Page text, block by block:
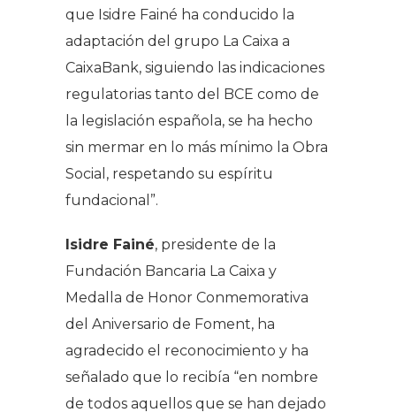
que Isidre Fainé ha conducido la
adaptación del grupo La Caixa a
CaixaBank, siguiendo las indicaciones
regulatorias tanto del BCE como de
la legislación española, se ha hecho
sin mermar en lo más mínimo la Obra
Social, respetando su espíritu
fundacional”.
Isidre Fainé, presidente de la
Fundación Bancaria La Caixa y
Medalla de Honor Conmemorativa
del Aniversario de Foment, ha
agradecido el reconocimiento y ha
señalado que lo recibía “en nombre
de todos aquellos que se han dejado